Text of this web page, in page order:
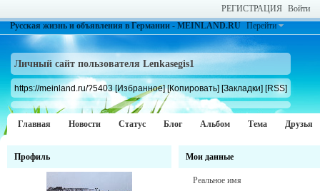
РЕГИСТРАЦИЯ Войти
Русская жизнь и объявления в Германии - MEINLAND.RU Перейти
Личный сайт пользователя Lenkasegis1
https://meinland.ru/?5403 [Избранное] [Копировать] [Закладки] [RSS]
Главная Новости Статус Блог Альбом Тема Друзья
Профиль Мои данные
Реальное имя